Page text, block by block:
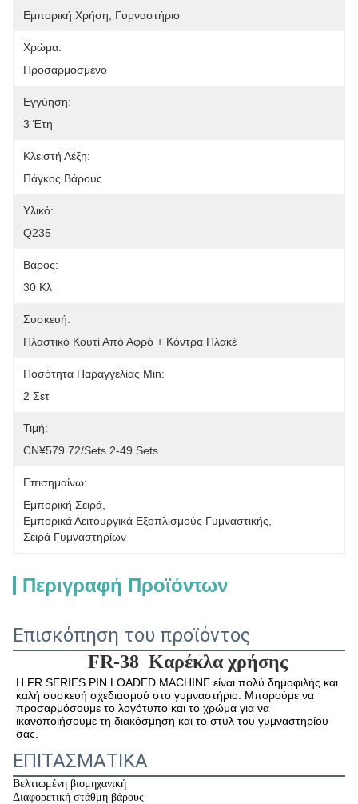
Εμπορική Χρήση, Γυμναστήριο
Χρώμα:
Προσαρμοσμένο
Εγγύηση:
3 Έτη
Κλειστή Λέξη:
Πάγκος Βάρους
Υλικό:
Q235
Βάρος:
30 Κλ
Συσκευή:
Πλαστικό Κουτί Από Αφρό + Κόντρα Πλακέ
Ποσότητα Παραγγελίας Min:
2 Σετ
Τιμή:
CN¥579.72/sets 2-49 Sets
Επισημαίνω:
Εμπορική Σειρά
Εμπορικά Λειτουργικά Εξοπλισμούς Γυμναστικής
Σειρά Γυμναστηρίων
Περιγραφή Προϊόντων
Επισκόπηση του προϊόντος
FR-38 Καρέκλα χρήσης
Η FR SERIES PIN LOADED MACHINE είναι πολύ δημοφιλής και
καλή συσκευή σχεδιασμού στο γυμναστήριο. Μπορούμε να
προσαρμόσουμε το λογότυπο και το χρώμα για να
ικανοποιήσουμε τη διακόσμηση και το στυλ του γυμναστηρίου
σας.
ΕΠΙΤΑΣΜΑΤΙΚΑ
Βελτιωμένη βιομηχανική
Διαφορετική στάθμη βάρους